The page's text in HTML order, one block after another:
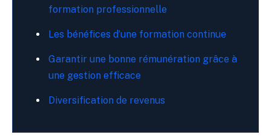
formation professionnelle
Les bénéfices d’une formation continue
Garantir une bonne rémunération grâce à
une gestion efficace
Diversification de revenus